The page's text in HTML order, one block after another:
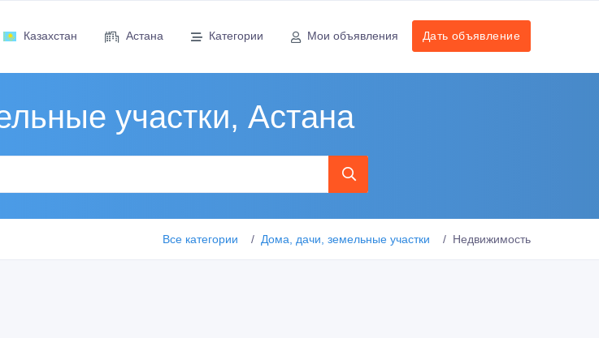
Казахстан Астана Категории Мои объявления Дать объявление
участки, Астана
Все категории Дома, дачи, земельные участки Недвижимость